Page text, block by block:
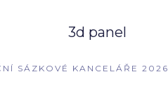
3d panel
SÁZKOVÉ KANCELÁŘE 2026